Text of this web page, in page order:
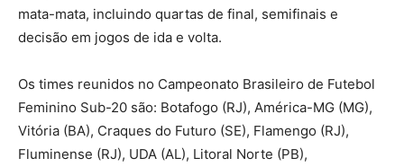
mata-mata, incluindo quartas de final, semifinais e
decisão em jogos de ida e volta.
Os times reunidos no Campeonato Brasileiro de Futebol
Feminino Sub-20 são: Botafogo (RJ), América-MG (MG),
Vitória (BA), Craques do Futuro (SE), Flamengo (RJ),
Fluminense (RJ), UDA (AL), Litoral Norte (PB),